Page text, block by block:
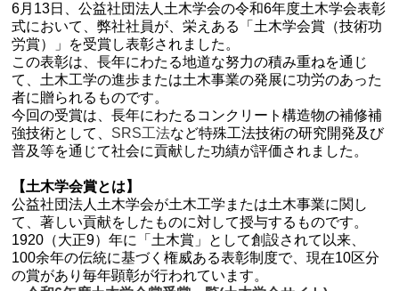
6月13日、公益社団法人土木学会の令和6年度土木学会表彰
式において、弊社社員が、栄えある「土木学会賞（技術功
労賞）」を受賞し表彰されました。
この表彰は、長年にわたる地道な努力の積み重ねを通じ
て、土木工学の進歩または土木事業の発展に功労のあった
者に贈られるものです。
今回の受賞は、長年にわたるコンクリート構造物の補修補
強技術として、 SRS工法など特殊工法技術の研究開発及び
普及等を通じて社会に貢献した功績が評価されました。
【土木学会賞とは】
公益社団法人土木学会が土木工学または土木事業に関し
て、著しい貢献をしたものに対して授与するものです。
1920（大正9）年に「土木賞」として創設されて以来、
100余年の伝統に基づく権威ある表彰制度で、現在10区分
の賞があり毎年顕彰が行われています。